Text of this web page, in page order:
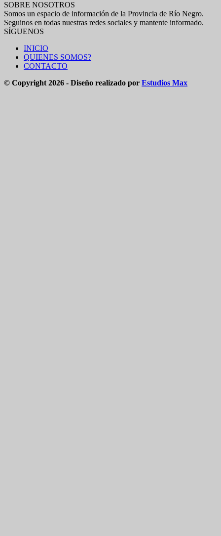
SOBRE NOSOTROS
Somos un espacio de información de la Provincia de Río Negro.
Seguinos en todas nuestras redes sociales y mantente informado.
SÍGUENOS
INICIO
QUIENES SOMOS?
CONTACTO
© Copyright 2026 - Diseño realizado por Estudios Max